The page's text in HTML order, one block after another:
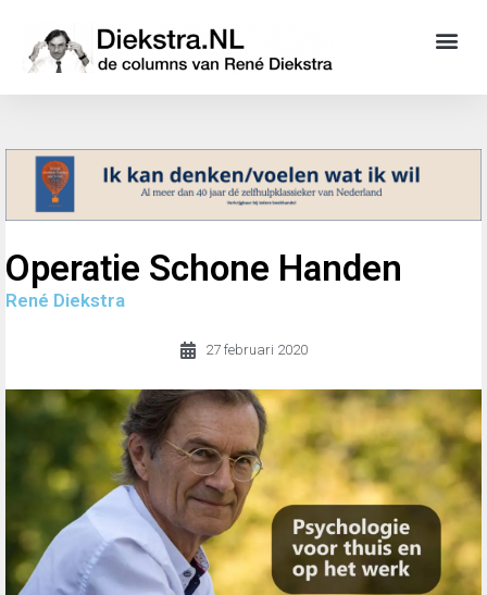
Operatie Schone Handen
René Diekstra
27 februari 2020